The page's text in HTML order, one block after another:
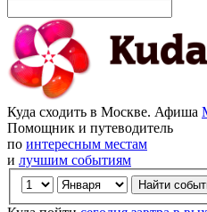
Куда сходить в Москве. Афиша
Помощник и путеводитель
по интересным местам
и лучшим событиям